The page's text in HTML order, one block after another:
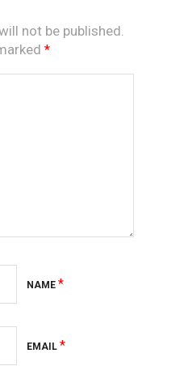
not be published.
*
NAME *
EMAIL *